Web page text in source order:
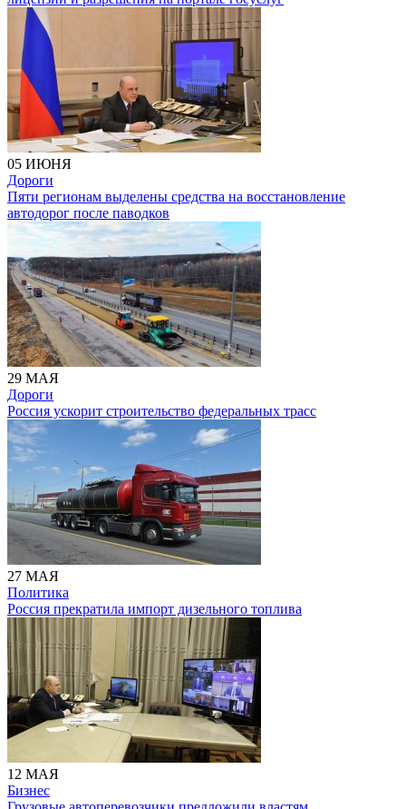
05 ИЮНЯ
Дороги
Пяти регионам выделены средства на восстановление
автодорог после паводков
29 МАЯ
Дороги
Россия ускорит строительство федеральных трасс
27 МАЯ
Политика
Россия прекратила импорт дизельного топлива
12 МАЯ
Бизнес